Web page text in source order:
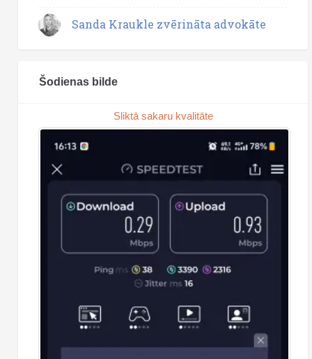
Sanda Kraukle zvērināta advokāte
Šodienas bilde
Sliktā sakaru kvalitāte